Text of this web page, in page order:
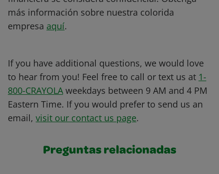
más información sobre nuestra colorida
empresa aquí.
If you have additional questions, we would love
to hear from you! Feel free to call or text us at 1-
800-CRAYOLA weekdays between 9 AM and 4 PM
Eastern Time. If you would prefer to send us an
email, visit our contact us page.
Preguntas relacionadas